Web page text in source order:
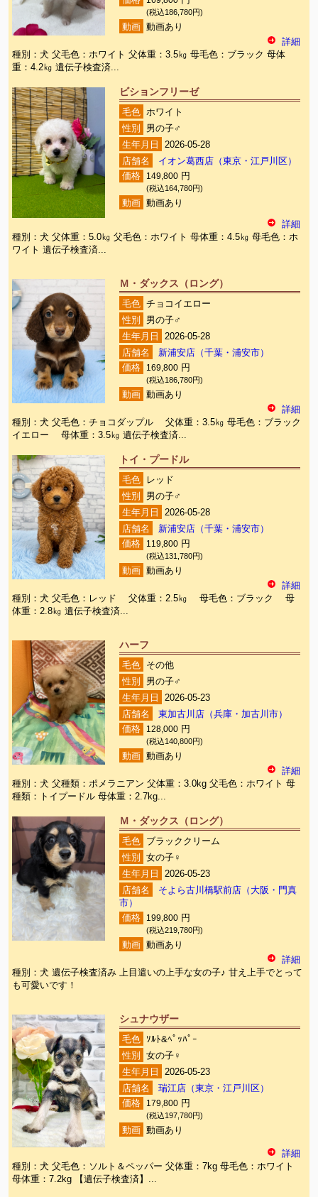
(税込186,780円)
動画
動画あり
詳細
種別：犬 父毛色：ホワイト 父体重：3.5㎏ 母毛色：ブラック 母体
重：4.2㎏ 遺伝子検査済...
ビションフリーゼ
毛色 ホワイト
性別
男の子♂
生年月日
2026-05-28
店舗名
イオン葛西店（東京・江戸川区）
価格
149,800 円
(税込164,780円)
動画 動画あり
詳細
種別：犬 父体重：5.0㎏ 父毛色：ホワイト 母体重：4.5㎏ 母毛色：ホ
ワイト 遺伝子検査済...
Ｍ・ダックス（ロング）
毛色 チョコイエロー
性別
男の子♂
生年月日
2026-05-28
店舗名
新浦安店（千葉・浦安市）
価格
169,800 円
(税込186,780円)
動画 動画あり
詳細
種別：犬 父毛色：チョコダップル 父体重：3.5㎏ 母毛色：ブラック
イエロー 母体重：3.5㎏ 遺伝子検査済...
トイ・プードル
毛色
レッド
性別
男の子♂
生年月日
2026-05-28
店舗名
新浦安店（千葉・浦安市）
価格
119,800 円
(税込131,780円)
動画
動画あり
詳細
種別：犬 父毛色：レッド 父体重：2.5㎏ 母毛色：ブラック 母
体重：2.8㎏ 遺伝子検査済...
ハーフ
毛色
その他
性別
男の子♂
生年月日
2026-05-23
店舗名
東加古川店（兵庫・加古川市）
価格
128,000 円
(税込140,800円)
動画
動画あり
詳細
種別：犬 父種類：ポメラニアン 父体重：3.0kg 父毛色：ホワイト 母
種類：トイプードル 母体重：2.7kg...
Ｍ・ダックス（ロング）
毛色
ブラッククリーム
性別
女の子♀
生年月日
2026-05-23
店舗名
そよら古川橋駅前店（大阪・門真
市）
価格
199,800 円
(税込219,780円)
動画
動画あり
詳細
種別：犬 遺伝子検査済み 上目遣いの上手な女の子♪ 甘え上手でとって
も可愛いです！
シュナウザー
毛色
ｿﾙﾄ&ﾍﾟｯﾊﾟｰ
性別
女の子♀
生年月日
2026-05-23
店舗名
瑞江店（東京・江戸川区）
価格
179,800 円
(税込197,780円)
動画 動画あり
詳細
種別：犬 父毛色：ソルト＆ペッパー 父体重：7kg 母毛色：ホワイト
母体重：7.2kg 【遺伝子検査済】...